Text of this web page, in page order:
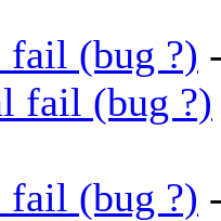
fail (bug ?)
fail (bug ?)
fail (bug ?)